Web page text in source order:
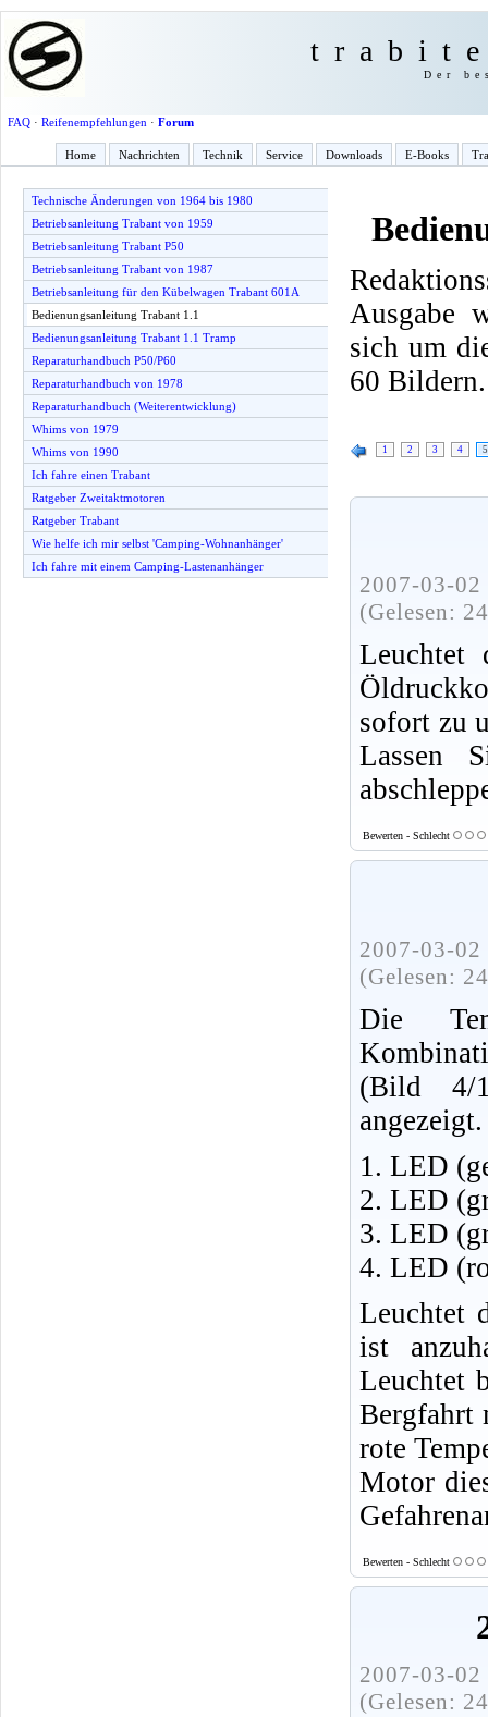
Der
FAQ· Reifenempfehlungen · Forum
Home Nachrichten Technik Service Downloads E-Books
Technische Änderungen von 1964 bis 1980
Betriebsanleitung Trabant von 1959
Betriebsanleitung Trabant P50
Betriebsanleitung Trabant von 1987
Betriebsanleitung für den Kübelwagen Trabant 601A
Bedienungsanleitung Trabant 1.1
Bedienungsanleitung Trabant 1.1 Tramp
Reparaturhandbuch P50/P60
Reparaturhandbuch von 1978
Reparaturhandbuch (Weiterentwicklung)
Whims von 1979
Whims von 1990
Ich fahre einen Trabant
Ratgeber Zweitaktmotoren
Ratgeber Trabant
Wie helfe ich mir selbst 'Camping-Wohnanhänger'
Ich fahre mit einem Camping-Lastenanhänger
Ausgabe
sich um
60 Bildern.
1 2 3 4 5
2007-03-
(Gelesen:
Leuchtet
sofort zu
Lassen
Bewerten - Schlecht
2007-03-
(Gelesen:
Die
(Bild 4/
angezeigt.
1. LED
2. LED
3. LED
4. LED
Leuchtet
ist
Leuchtet
Bergfahrt
rote
Motor
Bewerten - Schlecht
2007-03-
(Gelesen: